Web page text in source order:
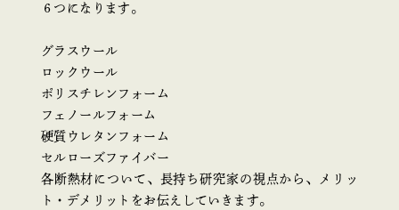
６つになります。
グラスウール
ロックウール
ポリスチレンフォーム
フェノールフォーム
硬質ウレタンフォーム
セルローズファイバー
各断熱材について、長持ち研究家の視点から、メリッ
ト・デメリットをお伝えしていきます。